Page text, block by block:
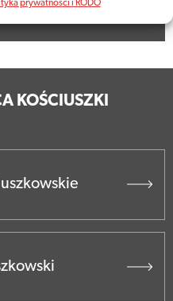
prywatności i RODO
KOŚCIUSZKI